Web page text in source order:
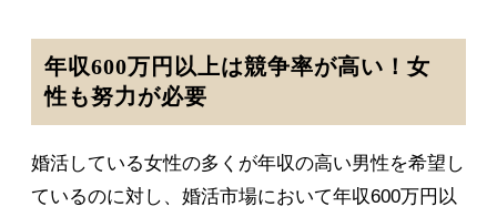
年収600万円以上は競争率が高い！女
性も努力が必要
婚活している女性の多くが年収の高い男性を希望し
ているのに対し、婚活市場において年収600万円以